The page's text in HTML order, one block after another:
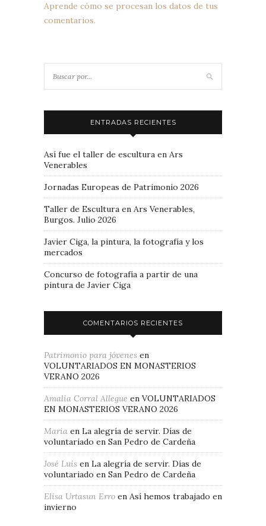
Aprende cómo se procesan los datos de tus
comentarios.
ENTRADAS RECIENTES
Así fue el taller de escultura en Ars
Venerables
Jornadas Europeas de Patrimonio 2026
Taller de Escultura en Ars Venerables,
Burgos. Julio 2026
Javier Ciga, la pintura, la fotografía y los
mercados
Concurso de fotografía a partir de una
pintura de Javier Ciga
COMENTARIOS RECIENTES
Patrimonio para jóvenes en
VOLUNTARIADOS EN MONASTERIOS
VERANO 2026
Amalia Corral Allegue en VOLUNTARIADOS
EN MONASTERIOS VERANO 2026
Maria en La alegría de servir. Días de
voluntariado en San Pedro de Cardeña
José Luis en La alegría de servir. Días de
voluntariado en San Pedro de Cardeña
Elisa Urtasun Erro en Así hemos trabajado en
invierno